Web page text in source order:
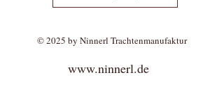
© 2025 by Ninnerl Trachtenmanufaktur
www.ninnerl.de